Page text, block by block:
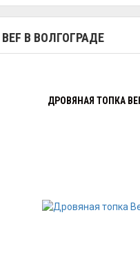
BEF В ВОЛГОГРАДЕ
ДРОВЯНАЯ ТОПКА